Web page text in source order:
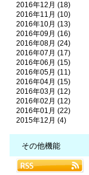
2016年12月 (18)
2016年11月 (10)
2016年10月 (13)
2016年09月 (16)
2016年08月 (24)
2016年07月 (17)
2016年06月 (15)
2016年05月 (11)
2016年04月 (15)
2016年03月 (12)
2016年02月 (12)
2016年01月 (22)
2015年12月 (4)
その他機能